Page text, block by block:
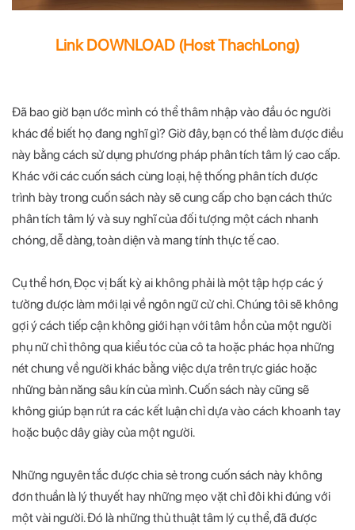
Link DOWNLOAD (Host ThachLong)
Đã bao giờ bạn ước mình có thể thâm nhập vào đầu óc người
khác để biết họ đang nghĩ gì? Giờ đây, bạn có thể làm được điều
này bằng cách sử dụng phương pháp phân tích tâm lý cao cấp.
Khác với các cuốn sách cùng loại, hệ thống phân tích được
trình bày trong cuốn sách này sẽ cung cấp cho bạn cách thức
phân tích tâm lý và suy nghĩ của đối tượng một cách nhanh
chóng, dễ dàng, toàn diện và mang tính thực tế cao.
Cụ thể hơn, Đọc vị bất kỳ ai không phải là một tập hợp các ý
tưởng được làm mới lại về ngôn ngữ cử chỉ. Chúng tôi sẽ không
gợi ý cách tiếp cận không giới hạn với tâm hồn của một người
phụ nữ chỉ thông qua kiểu tóc của cô ta hoặc phác họa những
nét chung về người khác bằng việc dựa trên trực giác hoặc
những bản năng sâu kín của mình. Cuốn sách này cũng sẽ
không giúp bạn rút ra các kết luận chỉ dựa vào cách khoanh tay
hoặc buộc dây giày của một người.
Những nguyên tắc được chia sẻ trong cuốn sách này không
đơn thuần là lý thuyết hay những mẹo vặt chỉ đôi khi đúng với
một vài người. Đó là những thủ thuật tâm lý cụ thể, đã được